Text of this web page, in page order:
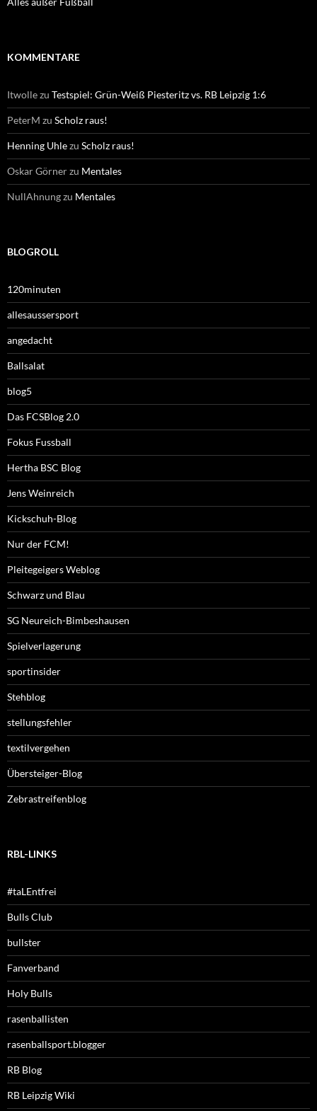
KOMMENTARE
Itwollezu Testspiel: Grün-Weiß Piesteritz vs. RB Leipzig 1:6
PeterM zu Scholz raus!
Henning Uhlezu Scholz raus!
Oskar Görnerzu Mentales
NullAhnungzu Mentales
BLOGROLL
120minuten
allesaussersport
angedacht
Ballsalat
blog5
Das FCSBlog 2.0
Fokus Fussball
Hertha BSC Blog
Jens Weinreich
Kickschuh-Blog
Nur der FCM!
Pleitegeigers Weblog
Schwarz und Blau
SG Neureich-Bimbeshausen
Spielverlagerung
sportinsider
Stehblog
stellungsfehler
textilvergehen
Übersteiger-Blog
Zebrastreifenblog
RBL-LINKS
#taLEntfrei
Bulls Club
bullster
Fanverband
Holy Bulls
rasenballisten
rasenballsport.blogger
RB Blog
RB Leipzig Wiki